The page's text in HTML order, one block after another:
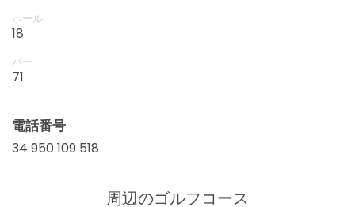
ホール
18
パー
71
電話番号
34 950 109 518
周辺のゴルフコース